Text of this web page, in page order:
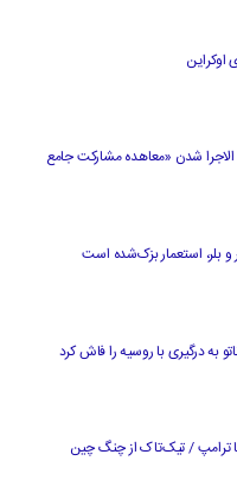
اوکراین
الاجرا شدن «معاهده مشارکت جامع
بلر، استعمار بزک‌شده است
به درگیری با روسیه را فاش کرد
عرب با ترامپ / تیک‌تاک از چنگ چین